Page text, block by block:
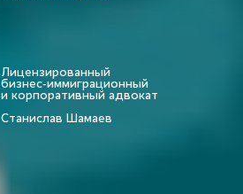
Лицензированный
бизнес-иммиграционный
и корпоративный адвокат
Станислав Шамаев